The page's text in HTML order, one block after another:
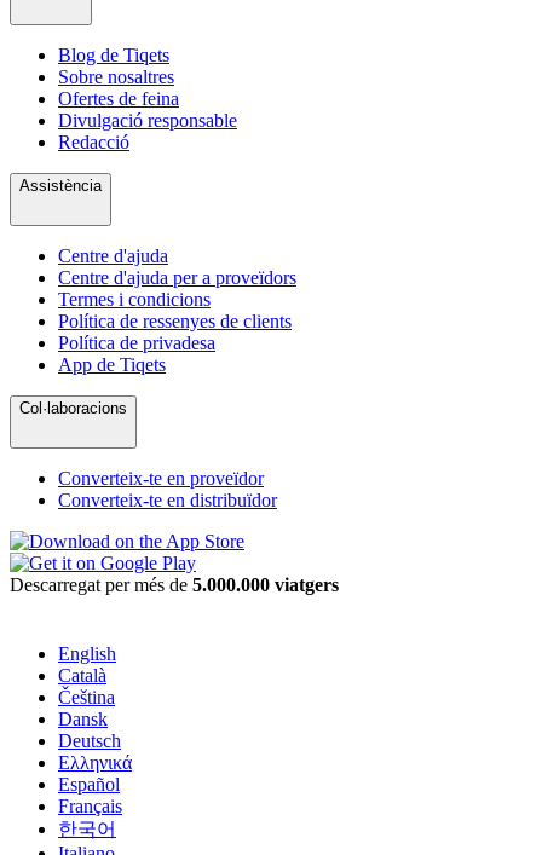
Blog de Tiqets
Sobre nosaltres
Ofertes de feina
Divulgació responsable
Redacció
Assistència
Centre d'ajuda
Centre d'ajuda per a proveïdors
Termes i condicions
Política de ressenyes de clients
Política de privadesa
App de Tiqets
Col·laboracions
Converteix-te en proveïdor
Converteix-te en distribuïdor
Descarregat per més de 5.000.000 viatgers
English
Català
Čeština
Dansk
Deutsch
Ελληνικά
Español
Français
한국어